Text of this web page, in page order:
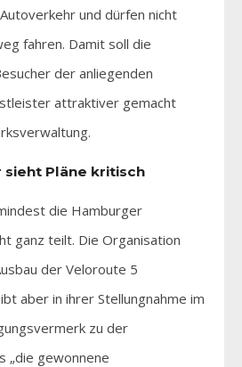
und dürfen nicht
fahren. Damit soll die
der anliegenden
attraktiver gemacht
sieht Pläne kritisch
die Hamburger
ganz teilt. Die Organisation
der Veloroute 5
aber in ihrer Stellungnahme im
zu der
„die gewonnene